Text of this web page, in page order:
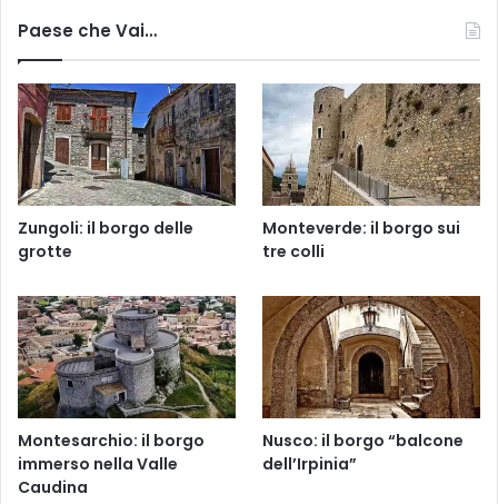
Paese che Vai…
Zungoli: il borgo delle
grotte
Monteverde: il borgo sui
tre colli
Montesarchio: il borgo
immerso nella Valle
Caudina
Nusco: il borgo “balcone
dell’Irpinia”